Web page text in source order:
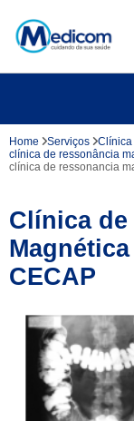
Home Serviços
Clínica
clínica de ressonância
clínica de ressonancia
Clínica
CECAP